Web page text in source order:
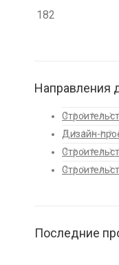
182
Направления
Дизайн-
Последние